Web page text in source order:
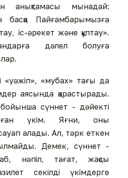
анықтамасы мынадай:
басқа Пайғамбарымызға
іс-әрекет және құптау».
дәлел болуға
«уәжіп», «мубах» тағы да
аясында қарастырады.
бойынша сүннет - дәйекті
үкім. Яғни, оны
алады. Ал, тәрк еткен
Демек, сүннет -
нәпіл, тағат, жақсы
секілді үкімдерге